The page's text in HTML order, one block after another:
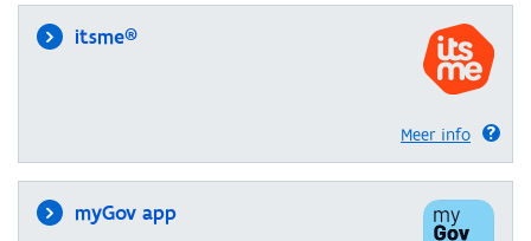
itsme®
Meer info
myGov app